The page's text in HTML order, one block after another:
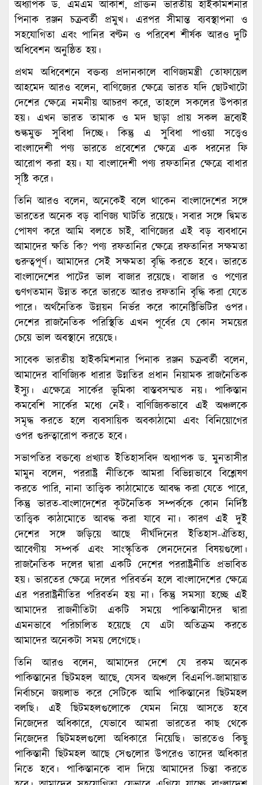
অধ্যাপক ড. এমএম আকাশ, প্রাক্তন ভারতীয় হাইকমিশনার
পিনাক রঞ্জন চক্রবর্তী প্রমুখ। এরপর সীমান্ত ব্যবস্থাপনা ও
সহযোগিতা এবং পানির বণ্টন ও পরিবেশ শীর্ষক আরও দুটি
অধিবেশন অনুষ্ঠিত হয়।
প্রথম অধিবেশনে বক্তব্য প্রদানকালে বাণিজ্যমন্ত্রী তোফায়েল
আহমেদ আরও বলেন, বাণিজ্যের ক্ষেত্রে ভারত যদি ছোটখাটো
দেশের ক্ষেত্রে নমনীয় আচরণ করে, তাহলে সকলের উপকার
হয়। এখন ভারত তামাক ও মদ ছাড়া প্রায় সকল দ্রব্যেই
শুল্কমুক্ত সুবিধা দিচ্ছে। কিন্তু এ সুবিধা পাওয়া সত্ত্বেও
বাংলাদেশী পণ্য ভারতে প্রবেশের ক্ষেত্রে এক ধরনের ফি
আরোপ করা হয়। যা বাংলাদেশী পণ্য রফতানির ক্ষেত্রে বাধার
সৃষ্টি করে।
তিনি আরও বলেন, অনেকেই বলে থাকেন বাংলাদেশের সঙ্গে
ভারতের অনেক বড় বাণিজ্য ঘাটতি রয়েছে। সবার সঙ্গে দ্বিমত
পোষণ করে আমি বলতে চাই, বাণিজ্যের এই বড় ব্যবধানে
আমাদের ক্ষতি কি? পণ্য রফতানির ক্ষেত্রে রফতানির সক্ষমতা
গুরুত্বপূর্ণ। আমাদের সেই সক্ষমতা বৃদ্ধি করতে হবে। ভারতে
বাংলাদেশের পাটের ভাল বাজার রয়েছে। বাজার ও পণ্যের
গুণগতমান উন্নত করে ভারতে আরও রফতানি বৃদ্ধি করা যেতে
পারে। অর্থনৈতিক উন্নয়ন নির্ভর করে কানেক্টিভিটির ওপর।
দেশের রাজনৈতিক পরিস্থিতি এখন পূর্বের যে কোন সময়ের
চেয়ে ভাল অবস্থানে রয়েছে।
সাবেক ভারতীয় হাইকমিশনার পিনাক রঞ্জন চক্রবর্তী বলেন,
আমাদের বাণিজ্যিক ধারার উন্নতির প্রধান নিয়ামক রাজনৈতিক
ইস্যু। এক্ষেত্রে সার্কের ভূমিকা বাস্তবসম্মত নয়। পাকিস্তান
কমবেশি সার্কের মধ্যে নেই। বাণিজ্যিকভাবে এই অঞ্চলকে
সমৃদ্ধ করতে হলে ব্যবসায়িক অবকাঠামো এবং বিনিয়োগের
ওপর গুরুত্বারোপ করতে হবে।
সভাপতির বক্তব্যে প্রখ্যাত ইতিহাসবিদ অধ্যাপক ড. মুনতাসীর
মামুন বলেন, পররাষ্ট্র নীতিকে আমরা বিভিন্নভাবে বিশ্লেষণ
করতে পারি, নানা তাত্ত্বিক কাঠামোতে আবদ্ধ করা যেতে পারে,
কিন্তু ভারত-বাংলাদেশের কূটনৈতিক সম্পর্ককে কোন নির্দিষ্ট
তাত্ত্বিক কাঠামোতে আবদ্ধ করা যাবে না। কারণ এই দুই
দেশের সঙ্গে জড়িয়ে আছে দীর্ঘদিনের ইতিহাস-ঐতিহ্য,
আবেগীয় সম্পর্ক এবং সাংস্কৃতিক লেনদেনের বিষয়গুলো।
রাজনৈতিক দলের দ্বারা একটি দেশের পররাষ্ট্রনীতি প্রভাবিত
হয়। ভারতের ক্ষেত্রে দলের পরিবর্তন হলে বাংলাদেশের ক্ষেত্রে
এর পররাষ্ট্রনীতির পরিবর্তন হয় না। কিন্তু সমস্যা হচ্ছে এই
আমাদের রাজনীতিটা একটি সময়ে পাকিস্তানীদের দ্বারা
এমনভাবে পরিচালিত হয়েছে যে এটা অতিক্রম করতে
আমাদের অনেকটা সময় লেগেছে।
তিনি আরও বলেন, আমাদের দেশে যে রকম অনেক
পাকিস্তানের ছিটমহল আছে, যেসব অঞ্চলে বিএনপি-জামায়াত
নির্বাচনে জয়লাভ করে সেটিকে আমি পাকিস্তানের ছিটমহল
বলছি। এই ছিটমহলগুলোকে যেমন নিয়ে আসতে হবে
নিজেদের অধিকারে, যেভাবে আমরা ভারতের কাছ থেকে
নিজেদের ছিটমহলগুলো অধিকারে নিয়েছি। ভারতেও কিছু
পাকিস্তানী ছিটমহল আছে সেগুলোর উপরেও তাদের অধিকার
নিতে হবে। পাকিস্তানকে বাদ দিয়ে আমাদের চিন্তা করতে